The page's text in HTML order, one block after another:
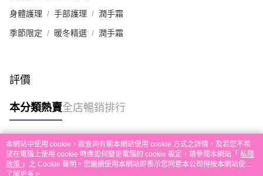
本地配送
免運費
其他地區配送
身體護理 手部護理 潤手霜
季節限定 暖冬精選 潤手霜
評價
本分類熱賣全店暢銷排行
熱門標籤
本網站中使用 cookie，欲查詢有關本網站使用 cookie 方式之詳情，及若您不希
望在電腦上使用 cookie 時應如何變更電腦的 cookie 設定，請參閱本網站「 私隱
政策 」之 Cookie 聲明。您繼續使用本網站即表示您同意本公司得按本網站使用
條款之 Cookie 聲明使用 cookie。
了解更多 >